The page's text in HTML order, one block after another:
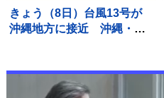
きょう（8日）台風13号が
沖縄地方に接近 沖縄・奄
ねりを伴った高波などに厳
重警戒必要